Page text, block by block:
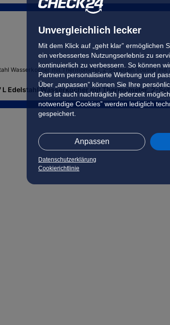
Unvergleichlich lecker
Mit dem Klick auf „geht klar” ermöglichen
ein verbessertes Nutzungserlebnis zu
kontinuierlich zu verbessern. So können
Partnern personalisierte Werbung und
Über „anpassen” können Sie Ihre
Dies ist auch nachträglich jederzeit
notwendige Cookies” werden lediglich
gespeichert.
Anpassen
Datenschutzerklärung
Cookierichtlinie
L Edelstahl Wasserkocher mit Thermometer, 2-